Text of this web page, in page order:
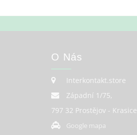
O Nás
Interkontakt.store
Západní 1/75,
797 32 Prostějov - Krasice
Google mapa